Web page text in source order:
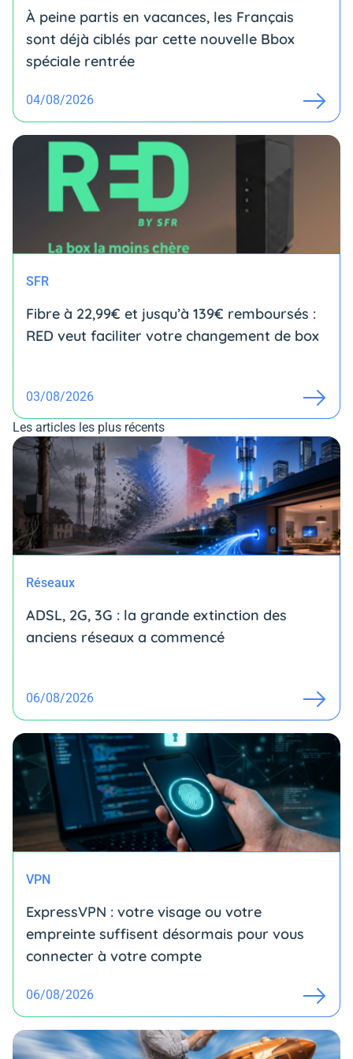
À peine partis en vacances, les Français
sont déjà ciblés par cette nouvelle Bbox
spéciale rentrée
04/08/2026
SFR
Fibre à 22,99€ et jusqu’à 139€ remboursés :
RED veut faciliter votre changement de box
03/08/2026
Les articles les plus récents
Réseaux
ADSL, 2G, 3G : la grande extinction des
anciens réseaux a commencé
06/08/2026
VPN
ExpressVPN : votre visage ou votre
empreinte suffisent désormais pour vous
connecter à votre compte
06/08/2026